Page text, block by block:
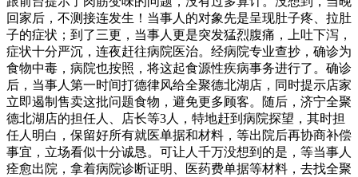
回家后，不测接连发生！当事人的对象先是呈现肚子疼、拉肚
子的症状；到了三更，当事人更是突发猛烈腹痛，上吐下泻，
症状十分严沉，连夜赶往病院医治。经病院专业查抄，确诊为
食物中毒，病院也按照，将这起食源性疾病事务进行了。确诊
后，当事人第一时间打德律风给全聚德北湖店，同时提示店家
立即遏制售卖这批问题食物，避免更多顾客。随后，济宁全聚
德北湖店的担任人、店长等3人，特地赶到病院探望，其时担
任人明白，保留好所有就医单据和材料，等出院后再协商补偿
事宜，立场看似十分诚恳。可让人千万没想到的是，等当事人
痊愈出院，拿着病院诊断证明、医药费单据等材料，去找全聚